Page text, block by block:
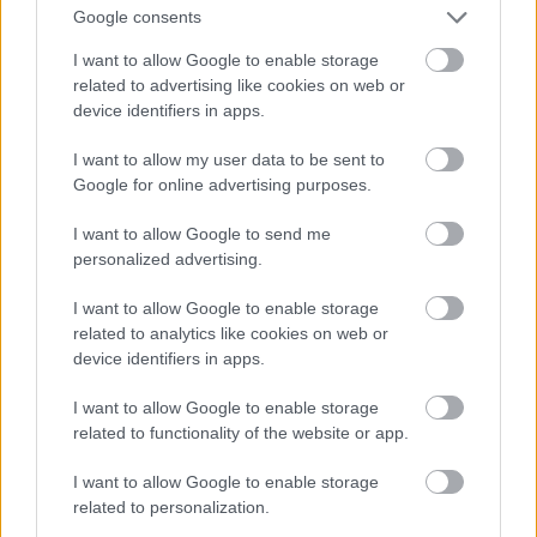
Google consents
I want to allow Google to enable storage
related to advertising like cookies on web or
device identifiers in apps.
I want to allow my user data to be sent to
Google for online advertising purposes.
I want to allow Google to send me
personalized advertising.
I want to allow Google to enable storage
related to analytics like cookies on web or
device identifiers in apps.
I want to allow Google to enable storage
related to functionality of the website or app.
I want to allow Google to enable storage
related to personalization.
κατηγορούμενοι αποκτούσαν πρόσβαση στον ίδιο τον
τραπεζικό λογαριασμό
τους. Με αυτόν τον τρόπο μετέφεραν χρήματα προς
τους λογαριασμούς που
είχαν στρατολογήσει και στην συνέχεια έκαναν άμεσα
τις αναλήψεις από
4. Οι απάτες λάμβαναν χώρα είτε αυθημερόν, είτε
λίγων ημερών από την συνομιλία με τον παθόντα.
5. Σε μερικές περιπτώσεις δράστες πείθουν τα
προπληρωμένες κάρτες και να τους δώσουν τον
αριθμό pin αυτής. Στη
συνέχεια με τον αριθμό pin φορτίζουν την ψηφιακή
κάρτα της ίδιας